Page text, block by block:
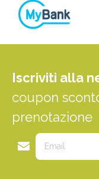
Iscriviti alla
coupon
prenotazione